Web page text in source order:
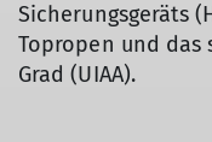
Sicherungsgeräts
Topropen und das
Grad (UIAA).